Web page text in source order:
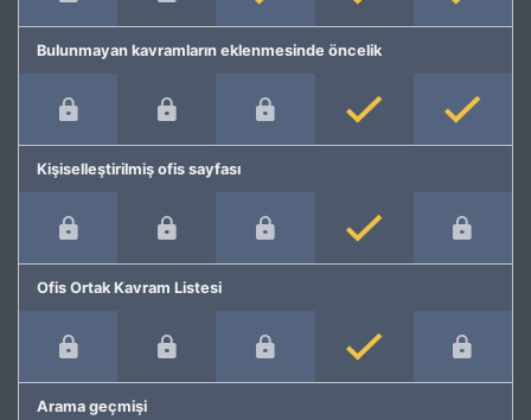
Bulunmayan kavramların eklenmesinde öncelik
Kişiselleştirilmiş ofis sayfası
Ofis Ortak Kavram Listesi
Arama geçmişi